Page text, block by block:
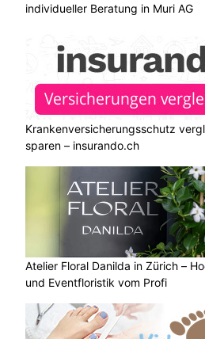
individueller Beratung in Muri AG
Krankenversicherungsschutz
sparen – insurando.ch
Atelier Floral Danilda in Zürich –
und Eventfloristik vom Profi